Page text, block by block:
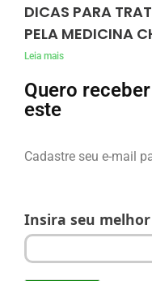
DICAS PARA
PELA MEDICINA
Leia mais
Quero
este
Cadastre seu e-mail
Insira seu